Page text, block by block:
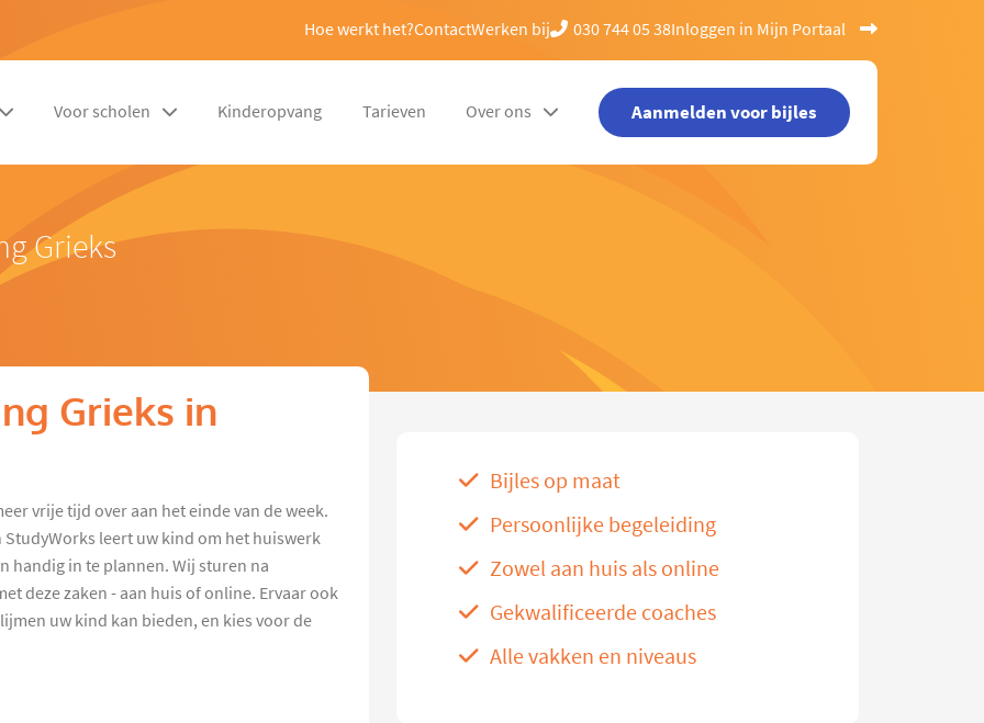
Hoe werkt het?ContactWerken bij 030 744 05 38Inloggen in Mijn Portaal
Voor scholen Kinderopvang Tarieven Over ons Aanmelden voor bijles
Grieks
Grieks in
vrije tijd over aan het einde van de week.
leert uw kind om het huiswerk
handig in te plannen. Wij sturen na
deze zaken - aan huis of online. Ervaar ook
uw kind kan bieden, en kies voor de
Bijles op maat
Persoonlijke begeleiding
Zowel aan huis als online
Gekwalificeerde coaches
Alle vakken en niveaus